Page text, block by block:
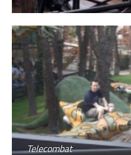
Telecombat